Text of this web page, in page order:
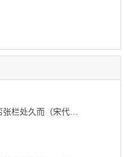
久而（宋代·岳珂）